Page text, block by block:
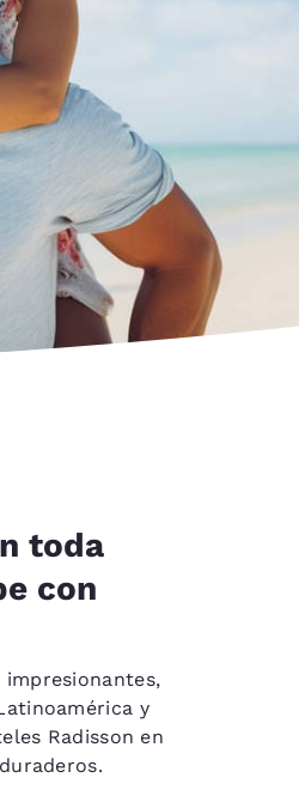
toda
con
impresionantes,
y
Radisson en